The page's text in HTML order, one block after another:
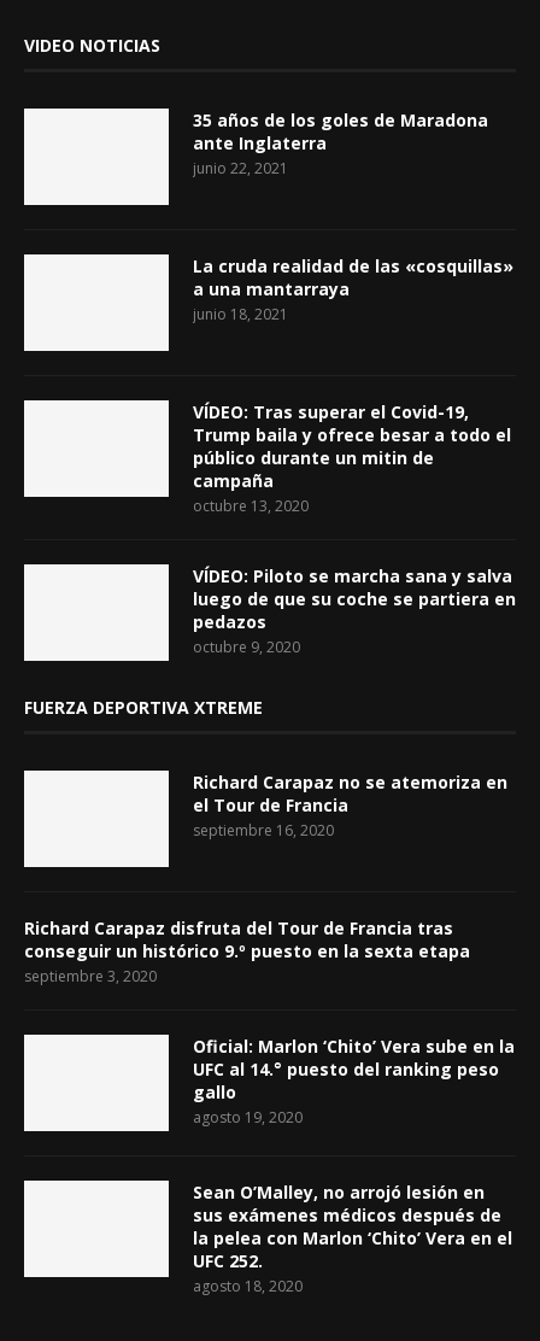
VIDEO NOTICIAS
35 años de los goles de Maradona
ante Inglaterra
junio 22, 2021
La cruda realidad de las «cosquillas»
a una mantarraya
junio 18, 2021
VÍDEO: Tras superar el Covid-19,
Trump baila y ofrece besar a todo el
público durante un mitin de
campaña
octubre 13, 2020
VÍDEO: Piloto se marcha sana y salva
luego de que su coche se partiera en
pedazos
octubre 9, 2020
FUERZA DEPORTIVA XTREME
Richard Carapaz no se atemoriza en
el Tour de Francia
septiembre 16, 2020
Richard Carapaz disfruta del Tour de Francia tras
conseguir un histórico 9.º puesto en la sexta etapa
septiembre 3, 2020
Oficial: Marlon ‘Chito’ Vera sube en la
UFC al 14.° puesto del ranking peso
gallo
agosto 19, 2020
Sean O’Malley, no arrojó lesión en
sus exámenes médicos después de
la pelea con Marlon ‘Chito’ Vera en el
UFC 252.
agosto 18, 2020